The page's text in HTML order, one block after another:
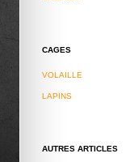
CAGES
VOLAILLE
LAPINS
AUTRES ARTICLES